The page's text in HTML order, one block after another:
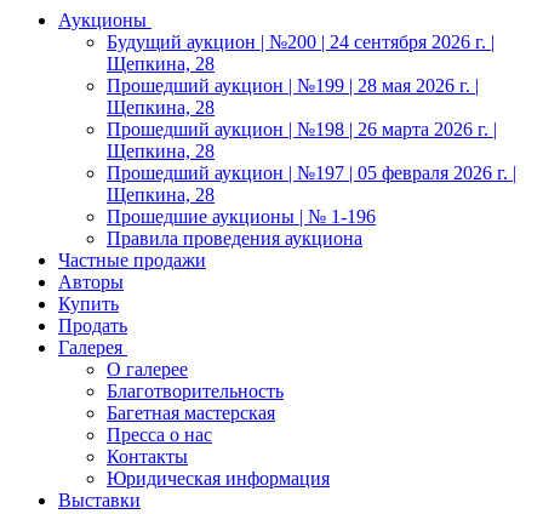
Аукционы
Будущий аукцион | №200 | 24 сентября 2026 г. |
Щепкина, 28
Прошедший аукцион | №199 | 28 мая 2026 г. |
Щепкина, 28
Прошедший аукцион | №198 | 26 марта 2026 г. |
Щепкина, 28
Прошедший аукцион | №197 | 05 февраля 2026 г. |
Щепкина, 28
Прошедшие аукционы | № 1-196
Правила проведения аукциона
Частные продажи
Авторы
Купить
Продать
Галерея
О галерее
Благотворительность
Багетная мастерская
Пресса о нас
Контакты
Юридическая информация
Выставки